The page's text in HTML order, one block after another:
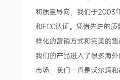
和质量导向，我们于2003
和FCC认证。凭借先进的
样化的营销方式和完美的售
我们的产品进入了很多海
市场，我们一直是沃尔玛